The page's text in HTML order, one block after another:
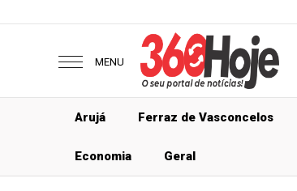
MENU
Arujá Ferraz de Vasconcelos
Economia Geral